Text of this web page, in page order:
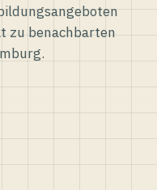
zu benachbarten